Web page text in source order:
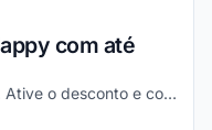
com até
É isso mesmo! Você não leu errado. Ative o desconto e confira essa novidade!